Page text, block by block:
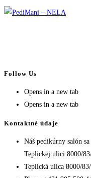
Follow Us
Opens in a new tab
Opens in a new tab
Kontaktné údaje
Náš pedikúrny salón
Teplickej ulici 8000/
Teplická ulica 8000/